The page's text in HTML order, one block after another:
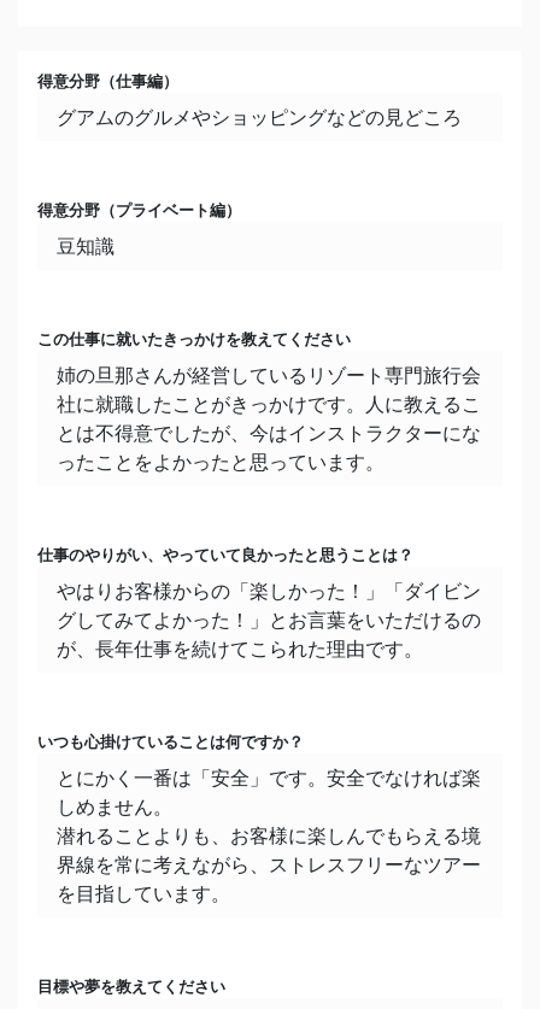
ワーに感動しました。
嫌いな食べ物
激アマスーツ（グアムのスイーツは激アマ多め）
もちろん夏！（ここは常夏です）
好きな色
茶色（犬の色）
今一番熱中していること
スパイスカレーやパスタなど、少し凝った料理
を、YouTube見て作ること
息子二人（16歳＆13歳）
ペット
犬（保護した雑種犬。めちゃ気弱です）
休日の過ごし方
得意分野（仕事編）
グアムのグルメやショッピングなどの見どころ
得意分野（プライベート編）
豆知識
この仕事に就いたきっかけを教えてください
姉の旦那さんが経営しているリゾート専門旅行会
社に就職したことがきっかけです。人に教えるこ
とは不得意でしたが、今はインストラクターにな
ったことをよかったと思っています。
仕事のやりがい、やっていて良かったと思うことは？
やはりお客様からの「楽しかった！」「ダイビン
グしてみてよかった！」とお言葉をいただけるの
が、長年仕事を続けてこられた理由です。
いつも心掛けていることは何ですか？
とにかく一番は「安全」です。安全でなければ楽
しめません。
潜れることよりも、お客様に楽しんでもらえる境
界線を常に考えながら、ストレスフリーなツアー
を目指しています。
目標や夢を教えてください